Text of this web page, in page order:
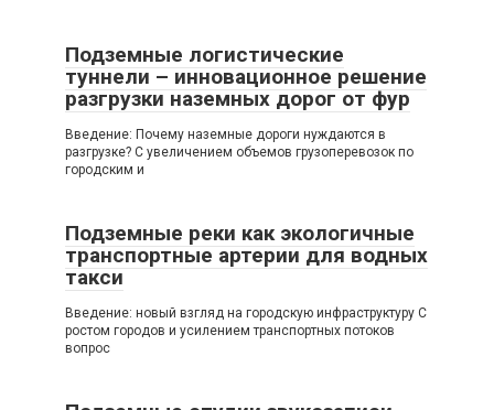
Подземные логистические
туннели – инновационное решение
разгрузки наземных дорог от фур
Введение: Почему наземные дороги нуждаются в
разгрузке? С увеличением объемов грузоперевозок по
городским и
Подземные реки как экологичные
транспортные артерии для водных
такси
Введение: новый взгляд на городскую инфраструктуру С
ростом городов и усилением транспортных потоков
вопрос